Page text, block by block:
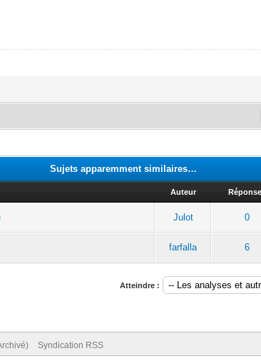
Sujets apparemment similaires…
Auteur
Julot 0
farfalla 6
Atteindre :
Syndication RSS